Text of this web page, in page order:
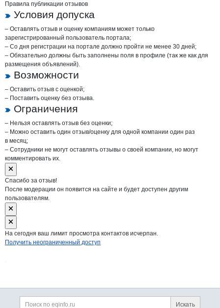
Правила публикации отзывов
Условия допуска
– Оставлять отзыв и оценку компаниям может только
зарегистрированный пользователь портала;
– Со дня регистрации на портале должно пройти не менее 30 дней;
– Обязательно должны быть заполнены поля в профиле (так же как для
размещения объявлений).
Возможности
– Оставить отзыв с оценкой;
– Поставить оценку без отзыва.
Ограничения
– Нельзя оставлять отзыв без оценки;
– Можно оставить один отзыв/оценку для одной компании один раз
в месяц;
– Сотрудники не могут оставлять отзывы о своей компании, но могут
комментировать их.
Спасибо за отзыв!
После модерации он появится на сайте и будет доступен другим
пользователям.
На сегодня ваш лимит просмотра контактов исчерпан.
Получить неограниченный доступ
Дополнительная информация
Поиск по сайту и
Искать